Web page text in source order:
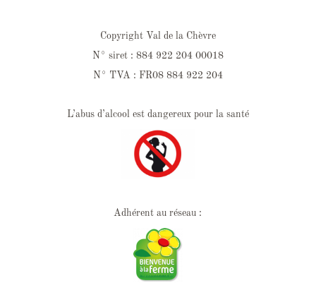
Copyright Val de la Chèvre
N° siret : 884 922 204 00018
N° TVA : FR08 884 922 204
L’abus d’alcool est dangereux pour la santé
Adhérent au réseau :